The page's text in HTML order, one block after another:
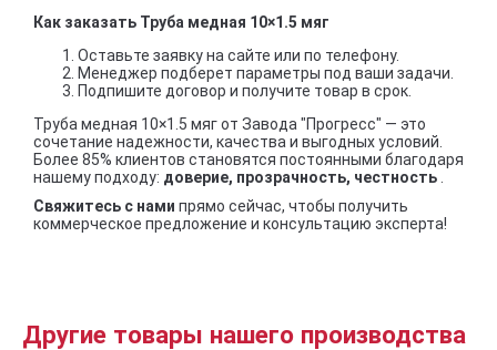
Как заказать Труба медная 10×1.5 мяг
Оставьте заявку на сайте или по телефону.
Менеджер подберет параметры под ваши задачи.
Подпишите договор и получите товар в срок.
Труба медная 10×1.5 мяг от Завода "Прогресс" — это
сочетание надежности, качества и выгодных условий.
Более 85% клиентов становятся постоянными благодаря
нашему подходу: доверие, прозрачность, честность
Свяжитесь с нами прямо сейчас, чтобы получить
коммерческое предложение и консультацию эксперта!
Другие товары нашего производства